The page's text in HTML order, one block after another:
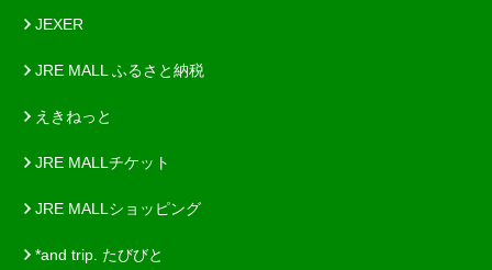
JEXER
JRE MALL ふるさと納税
えきねっと
JRE MALLチケット
JRE MALLショッピング
*and trip. たびびと